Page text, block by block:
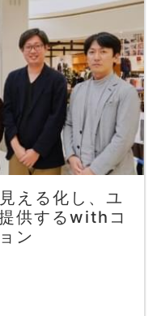
える化し、ユ
供するwithコ
ン